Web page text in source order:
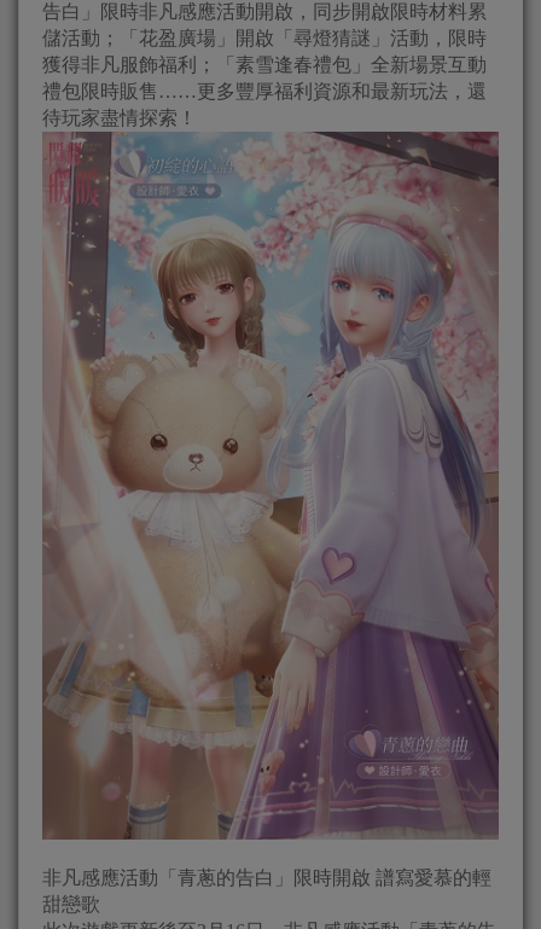
告白」限時非凡感應活動開啟，同步開啟限時材料累
儲活動；「花盈廣場」開啟「尋燈猜謎」活動，限時
獲得非凡服飾福利；「素雪逢春禮包」全新場景互動
禮包限時販售……更多豐厚福利資源和最新玩法，還
待玩家盡情探索！
非凡感應活動「青蔥的告白」限時開啟 譜寫愛慕的輕
甜戀歌